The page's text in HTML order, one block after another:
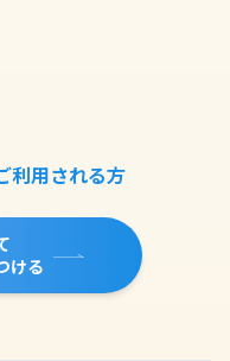
利用される方
ける